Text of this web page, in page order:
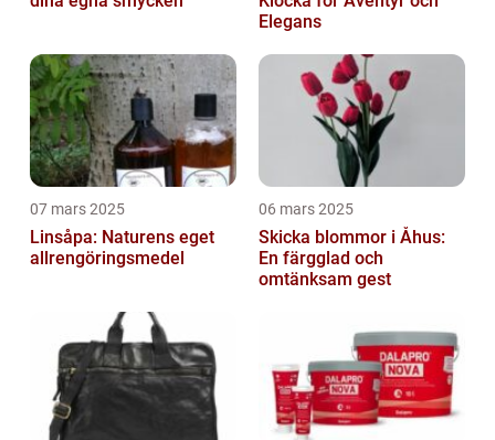
Elegans
07 mars 2025
Linsåpa: Naturens eget
allrengöringsmedel
06 mars 2025
Skicka blommor i Åhus:
En färgglad och
omtänksam gest